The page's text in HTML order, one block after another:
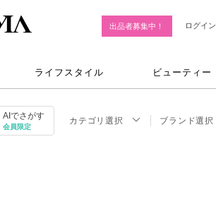
出品者募集中！ ログイン
ライフスタイル ビューティー
AIでさがす
会員限定
カテゴリ選択 ブランド選択